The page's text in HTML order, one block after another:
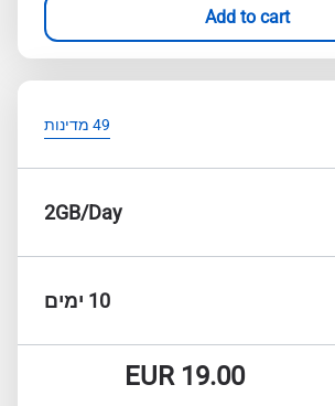
Add to cart
49 מדינות
2GB/Day
10 ימים
EUR19.00